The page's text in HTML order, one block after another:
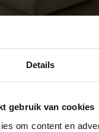
Details
gebruik van cookies
om content en